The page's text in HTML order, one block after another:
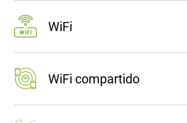
WiFi
WiFi compartido